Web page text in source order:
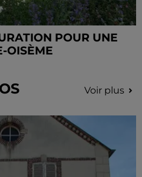
POUR UNE
OISÈME
Voir plus